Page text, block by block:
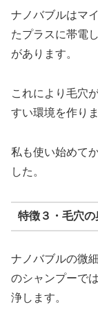
ナノバブルはマ
たプラスに帯電
があります。
これにより毛穴
すい環境を作りま
私も使い始めて
した。
特徴３・毛穴
ナノバブルの微
のシャンプーで
浄します。